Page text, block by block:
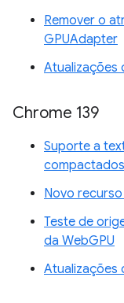
Remover o
GPUAdapter
Atualizações
Chrome 139
Suporte a
compactados
Novo
Teste de
da WebGPU
Atualizações